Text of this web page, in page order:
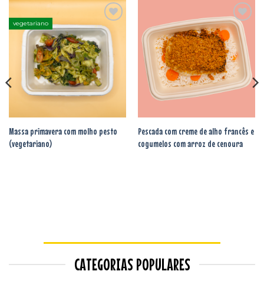
vegetariano
Adicionar
aos
favoritos
Massa primavera com molho pesto
(vegetariano)
Adicionar
aos
favoritos
Pescada com creme de alho francês e
cogumelos com arroz de cenoura
CATEGORIAS POPULARES